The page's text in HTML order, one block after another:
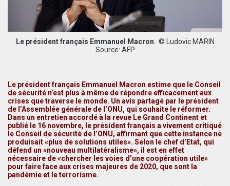
Le président français Emmanuel Macron. © Ludovic MARIN
Source: AFP
Le président français Emmanuel Macron estime que le Conseil
de sécurité n’est plus à même de répondre efficacement aux
crises que traverse le monde. Un avis partagé par le président
de l’Assemblée générale de l’ONU, qui souhaite le réformer.
Dans un entretien accordé à la revue Le Grand Continent et
publié le 16 novembre, le président français a vivement critiqué
le Conseil de sécurité de l’ONU, affirmant que cette instance ne
produisait «plus de solutions utiles». Selon le chef d’Etat, qui
défend un «nouveau multilatéralisme», il est en effet
nécessaire de «chercher les voies d’une coopération utile»
pour faire face aux crises majeures de 2020, que sont la
pandémie et le terrorisme.